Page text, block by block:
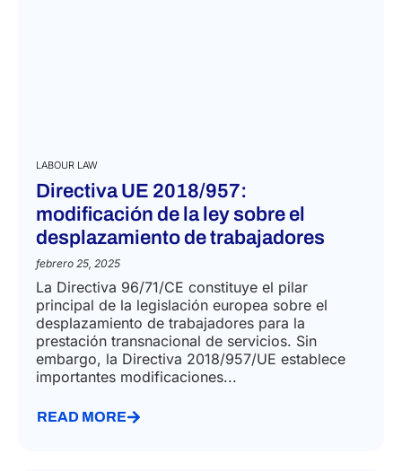
LABOUR LAW
Directiva UE 2018/957:
modificación de la ley sobre el
desplazamiento de trabajadores
febrero 25, 2025
La Directiva 96/71/CE constituye el pilar
principal de la legislación europea sobre el
desplazamiento de trabajadores para la
prestación transnacional de servicios. Sin
embargo, la Directiva 2018/957/UE establece
importantes modificaciones...
READ MORE